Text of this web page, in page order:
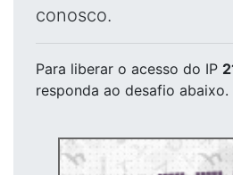
conosco.
Para liberar o acesso do IP
responda ao desafio abaixo.